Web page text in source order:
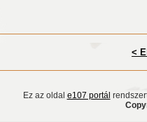
<
Ez az oldal e107 portál